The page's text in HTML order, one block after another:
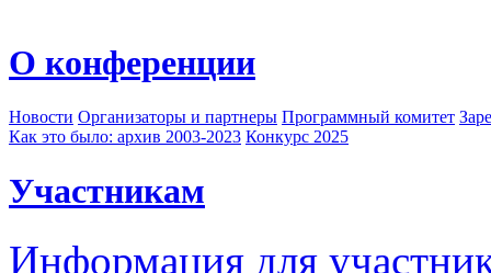
О конференции
Новости Организаторы и партнеры Программный комитет
Как это было: архив 2003-2023 Конкурс 2025
Участникам
Информация для